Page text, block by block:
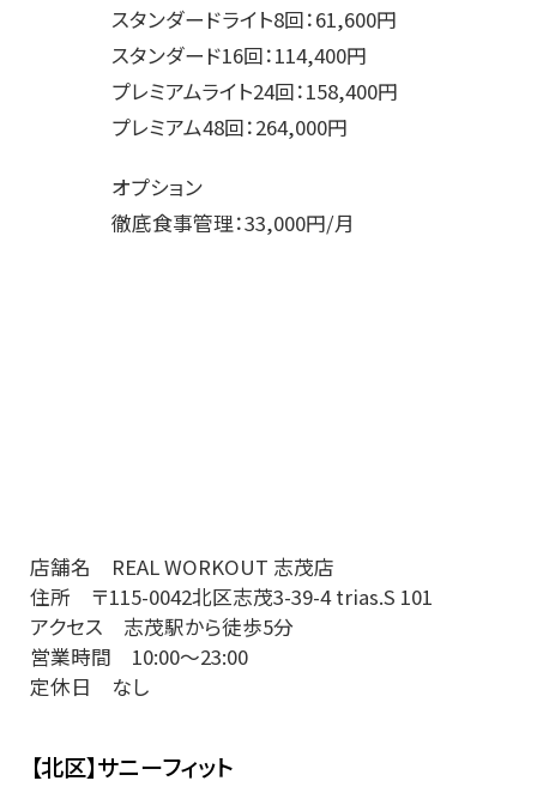
スタンダードライト8回：61,600円
スタンダード16回：114,400円
プレミアムライト24回：158,400円
プレミアム48回：264,000円
オプション
徹底食事管理：33,000円/月
店舗名 REAL WORKOUT 志茂店
住所 〒115-0042北区志茂3-39-4 trias.S 101
アクセス 志茂駅から徒歩5分
営業時間 10:00〜23:00
定休日 なし
【北区】サニーフィット